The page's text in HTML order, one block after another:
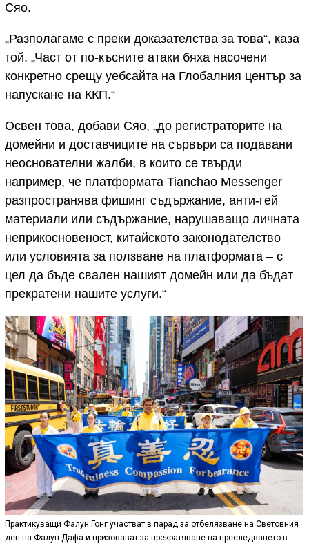
Сяо.
„Разполагаме с преки доказателства за това“, каза
той. „Част от по-късните атаки бяха насочени
конкретно срещу уебсайта на Глобалния център за
напускане на ККП.“
Освен това, добави Сяо, „до регистраторите на
домейни и доставчиците на сървъри са подавани
неоснователни жалби, в които се твърди
например, че платформата Tianchao Messenger
разпространява фишинг съдържание, анти-гей
материали или съдържание, нарушаващо личната
неприкосновеност, китайското законодателство
или условията за ползване на платформата – с
цел да бъде свален нашият домейн или да бъдат
прекратени нашите услуги.“
Практикуващи Фалун Гонг участват в парад за отбелязване на Световния
ден на Фалун Дафа и призовават за прекратяване на преследването в